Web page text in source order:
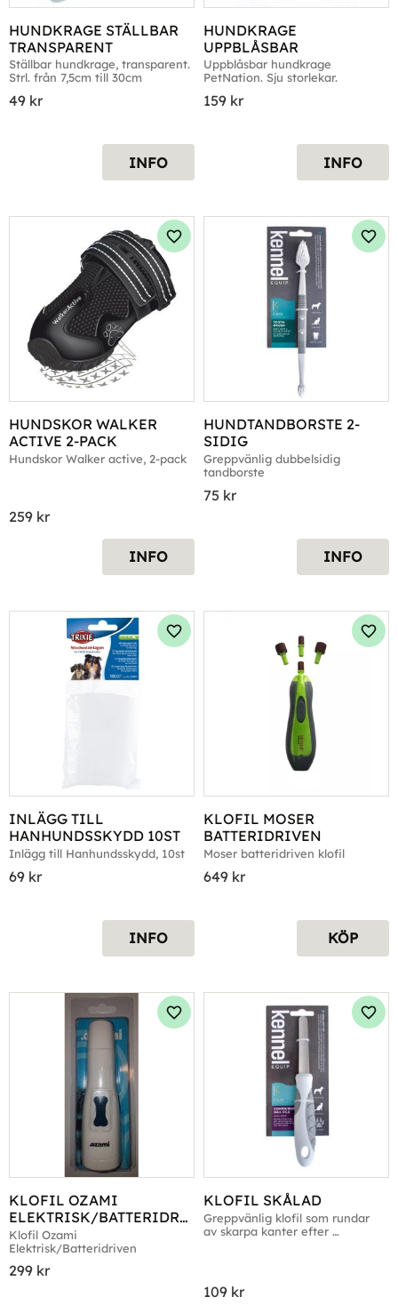
HUNDKRAGE STÄLLBAR
TRANSPARENT
Ställbar hundkrage, transparent.
Strl. från 7,5cm till 30cm
49 kr
INFO
HUNDKRAGE
UPPBLÅSBAR
Uppblåsbar hundkrage
PetNation. Sju storlekar.
159 kr
INFO
HUNDSKOR WALKER
ACTIVE 2-PACK
Hundskor Walker active, 2-pack
259 kr
Lägg till i favoriter
INFO
HUNDTANDBORSTE 2-
SIDIG
Greppvänlig dubbelsidig
tandborste
75 kr
INFO
INLÄGG TILL
HANHUNDSSKYDD 10ST
Inlägg till Hanhundsskydd, 10st
69 kr
Lägg till i favoriter
INFO
KLOFIL MOSER
BATTERIDRIVEN
Moser batteridriven klofil
649 kr
KÖP
KLOFIL OZAMI
ELEKTRISK/BATTERIDRI
VEN
Klofil Ozami
Elektrisk/Batteridriven
299 kr
Lägg till i favoriter
KLOFIL SKÅLAD
Greppvänlig klofil som rundar
av skarpa kanter efter
109 kr